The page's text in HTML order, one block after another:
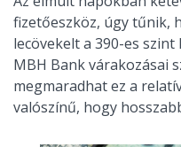
fizetőeszköz, úgy tűnik,
lecövekelt a 390-es
MBH Bank várakozásai
megmaradhat ez a
valószínű, hogy